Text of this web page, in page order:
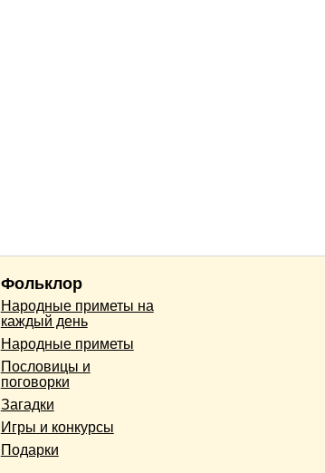
Фольклор
Народные приметы на
каждый день
Народные приметы
Пословицы и
поговорки
Загадки
Игры и конкурсы
Подарки